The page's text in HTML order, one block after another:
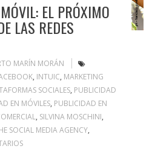
EL PRÓXIMO
LAS REDES
MARÍN MORÁN
, INTUIC, MARKETING
SOCIALES, PUBLICIDAD
EN MÓVILES, PUBLICIDAD EN
, SILVINA MOSCHINI,
SOCIAL MEDIA AGENCY,